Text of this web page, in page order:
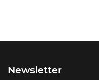
Newsletter